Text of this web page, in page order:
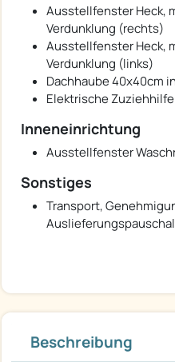
Ausstellfenster Heck,
Verdunklung (rechts)
Ausstellfenster Heck,
Verdunklung (links)
Dachhaube 40x40cm
Elektrische
Inneneinrichtung
Ausstellfenster
Sonstiges
Transport,
Beschreibung